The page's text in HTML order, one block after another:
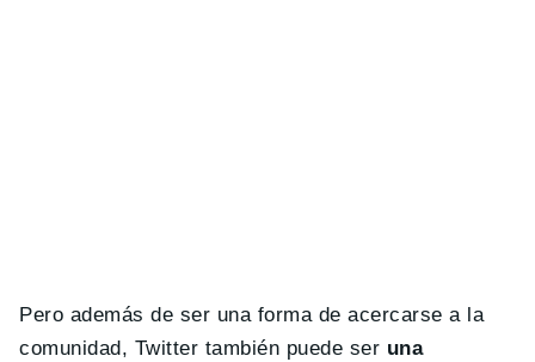
Pero además de ser una forma de acercarse a la
comunidad, Twitter también puede ser una